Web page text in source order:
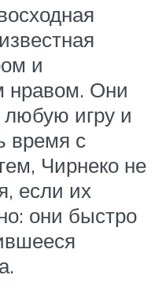
и
нравом. Они
любую игру и
время с
Чирнеко не
если их
они быстро